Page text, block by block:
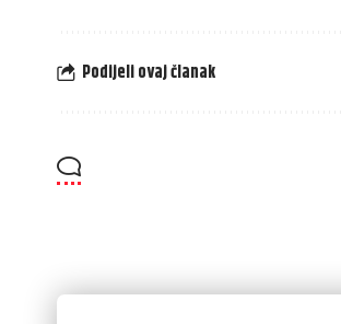
Podijeli ovaj članak